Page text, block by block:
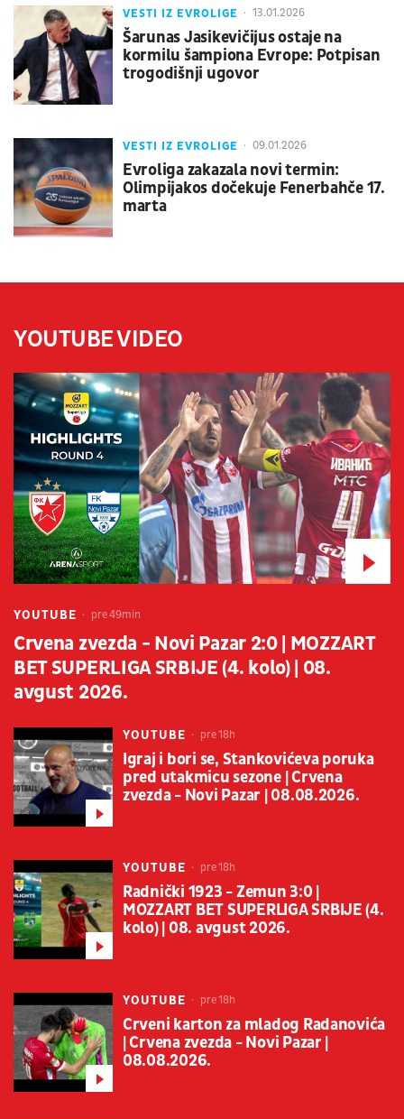
VESTI IZ EVROLIGE 13.01.2026
Šarunas Jasikevičijus ostaje na
kormilu šampiona Evrope: Potpisan
trogodišnji ugovor
VESTI IZ EVROLIGE 09.01.2026
Evroliga zakazala novi termin:
Olimpijakos dočekuje Fenerbahče 17.
marta
YOUTUBE VIDEO
YOUTUBE pre 49min
Crvena zvezda - Novi Pazar 2:0 | MOZZART
BET SUPERLIGA SRBIJE (4. kolo) | 08.
avgust 2026.
YOUTUBE pre 18h
Igraj i bori se, Stankovićeva poruka
pred utakmicu sezone | Crvena
zvezda - Novi Pazar | 08.08.2026.
YOUTUBE pre 18h
Radnički 1923 - Zemun 3:0 |
MOZZART BET SUPERLIGA SRBIJE (4.
kolo) | 08. avgust 2026.
YOUTUBE pre 18h
Crveni karton za mladog Radanovića
| Crvena zvezda - Novi Pazar |
08.08.2026.